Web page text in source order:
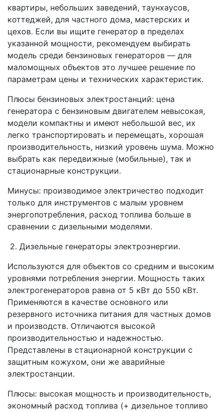
квартиры, небольших заведений, таунхаусов,
коттеджей, для частного дома, мастерских и
цехов. Если вы ищите генератор в пределах
указанной мощности, рекомендуем выбирать
модель среди бензиновых генераторов — для
маломощных объектов это лучшее решение по
параметрам цены и технических характеристик.
Плюсы бензиновых электростанций: цена
генератора с бензиновым двигателем невысокая,
модели компактны и имеют небольшой вес, их
легко транспортировать и перемещать, хорошая
производительность, низкий уровень шума. Можно
выбрать как передвижные (мобильные), так и
стационарные конструкции.
Минусы: производимое электричество подходит
только для инструментов с малым уровнем
энергопотребления, расход топлива больше в
сравнении с дизельными моделями.
2. Дизельные генераторы электроэнергии.
Используются для объектов со средним и высоким
уровнями потребления энергии. Мощность таких
электрогенераторов равна от 5 кВт до 550 кВт.
Применяются в качестве основного или
резервного источника питания для частных домов
и производств. Отличаются высокой
производительностью и надежностью.
Представлены в стационарной конструкции с
защитным кожухом, они же аварийные
электростанции.
Плюсы: высокая мощность и производительность,
экономный расход топлива (+ дизельное топливо